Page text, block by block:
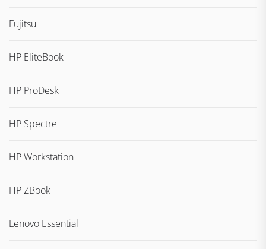
Fujitsu
HP EliteBook
HP ProDesk
HP Spectre
HP Workstation
HP ZBook
Lenovo Essential